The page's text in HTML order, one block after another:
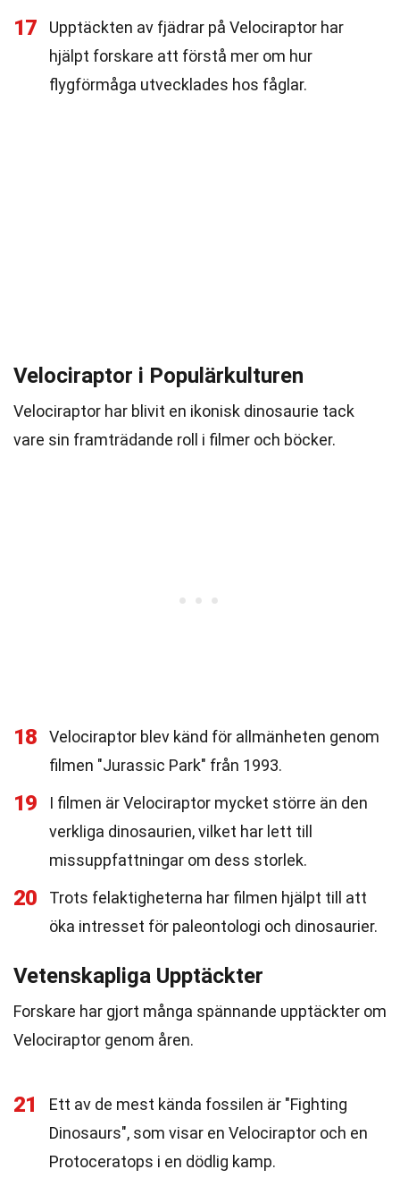
17
Upptäckten av fjädrar på Velociraptor har
hjälpt forskare att förstå mer om hur
flygförmåga utvecklades hos fåglar.
Velociraptor i Populärkulturen
Velociraptor har blivit en ikonisk dinosaurie tack
vare sin framträdande roll i filmer och böcker.
18
Velociraptor blev känd för allmänheten genom
filmen "Jurassic Park" från 1993.
19
I filmen är Velociraptor mycket större än den
verkliga dinosaurien, vilket har lett till
missuppfattningar om dess storlek.
20
Trots felaktigheterna har filmen hjälpt till att
öka intresset för paleontologi och dinosaurier.
Vetenskapliga Upptäckter
Forskare har gjort många spännande upptäckter om
Velociraptor genom åren.
21
Ett av de mest kända fossilen är "Fighting
Dinosaurs", som visar en Velociraptor och en
Protoceratops i en dödlig kamp.